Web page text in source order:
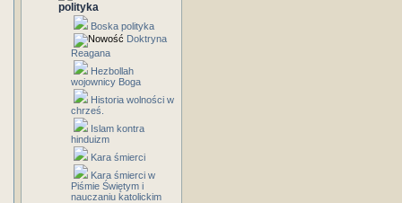
polityka
Boska polityka
Doktryna
Reagana
Hezbollah
wojownicy Boga
Historia wolności w
chrześ.
Islam kontra
hinduizm
Kara śmierci
Kara śmierci w
Piśmie Świętym i
nauczaniu katolickim